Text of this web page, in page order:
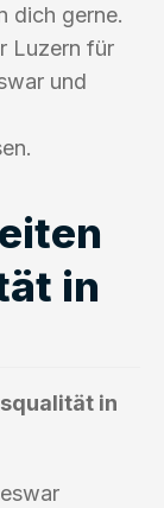
dich gerne.
Luzern für
und
in
in